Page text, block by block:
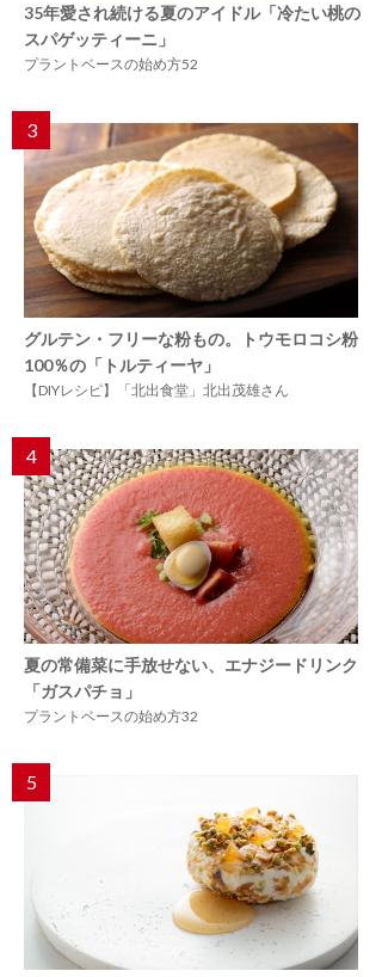
35年愛され続ける夏のアイドル「冷たい桃の
スパゲッティーニ」
プラントベースの始め方52
3
グルテン・フリーな粉もの。トウモロコシ粉
100％の「トルティーヤ」
【DIYレシピ】「北出食堂」北出茂雄さん
4
夏の常備菜に手放せない、エナジードリンク
「ガスパチョ」
プラントベースの始め方32
5